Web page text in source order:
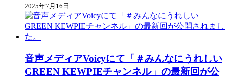
2025年7月16日
音声メディアVoicyにて「＃みんなにうれしい
GREEN KEWPIEチャンネル」の最新回が公